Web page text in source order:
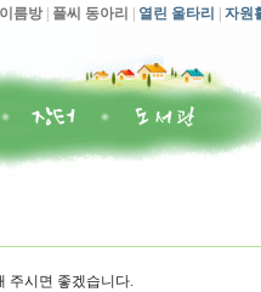
름방 풀씨 동아리 열린 울타리 자원
주시면 좋겠습니다.